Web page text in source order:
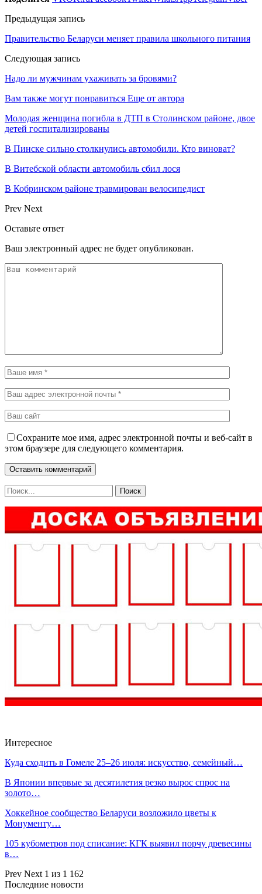
Предыдущая запись
Правительство Беларуси меняет правила школьного питания
Следующая запись
Надо ли мужчинам ухаживать за бровями?
Вам также могут понравиться Еще от автора
Молодая женщина погибла в ДТП в Столинском районе, двое
детей госпитализированы
В Пинске сильно столкнулись автомобили. Кто виноват?
В Витебской области автомобиль сбил лося
В Кобринском районе травмирован велосипедист
Prev Next
Оставьте ответ
Ваш электронный адрес не будет опубликован.
Сохраните мое имя, адрес электронной почты и веб-сайт в
этом браузере для следующего комментария.
Интересное
Куда сходить в Гомеле 25–26 июля: искусство, семейный…
В Японии впервые за десятилетия резко вырос спрос на
золото…
Хоккейное сообщество Беларуси возложило цветы к
Монументу…
105 кубометров под списание: КГК выявил порчу древесины
в…
Prev Next 1 из 1 162
Последние новости